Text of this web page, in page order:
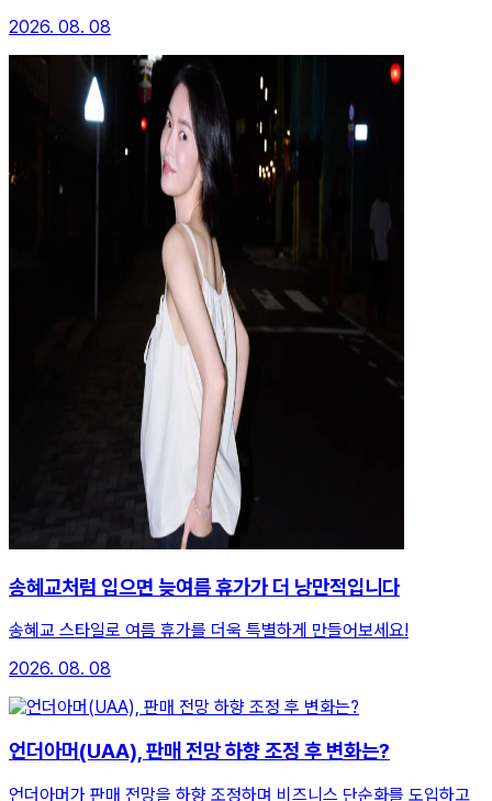
2026. 08. 08
송혜교처럼 입으면 늦여름 휴가가 더 낭만적입니다
송혜교 스타일로 여름 휴가를 더욱 특별하게 만들어보세요!
2026. 08. 08
언더아머(UAA), 판매 전망 하향 조정 후 변화는?
언더아머가 판매 전망을 하향 조정하며 비즈니스 단순화를 도입하고